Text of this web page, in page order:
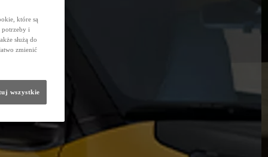
które są
potrzeby i
służą do
zmienić
wszystkie